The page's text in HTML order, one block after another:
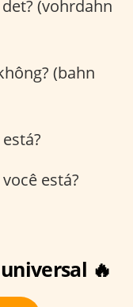
(vohrdahn
(bahn
está?
🔥